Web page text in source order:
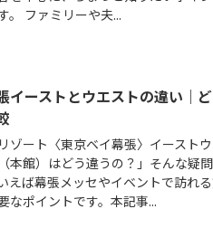
。 ファミリーや夫...
イーストとウエストの違い｜
ゾート〈東京ベイ幕張〉イースト
本館）はどう違うの？」そんな疑
えば幕張メッセやイベントで訪れ
なポイントです。本記事...